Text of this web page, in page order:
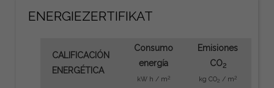
ENERGIEZERTIFIKAT
CALIFICACIÓN
ENERGÉTICA
Consumo
energía
kW h / m 2
Emisiones
CO2
kg CO2 / m 2